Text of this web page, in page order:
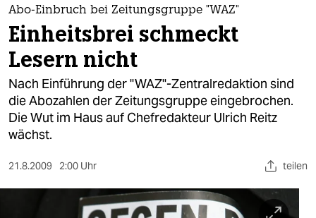
themen
politik
öko
gesellschaft
kultur
sport
Abo-Einbruch bei Zeitungsgruppe "WAZ"
Einheitsbrei schmeckt
Lesern nicht
Nach Einführung der "WAZ"-Zentralredaktion sind
die Abozahlen der Zeitungsgruppe eingebrochen.
Die Wut im Haus auf Chefredakteur Ulrich Reitz
wächst.
21.8.2009 2:00 Uhr teilen